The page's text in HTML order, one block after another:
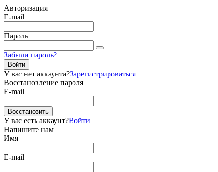
Авторизация
E-mail
Пароль
Забыли пароль?
Войти
У вас нет аккаунта?Зарегистрироваться
Восстановление пароля
E-mail
Восстановить
У вас есть аккаунт?Войти
Напишите нам
Имя
E-mail